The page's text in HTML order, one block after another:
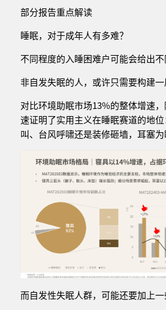
部分报告重点解读
睡眠，对于成年人有多难？
不同程度的入睡困难户可能会给出不
非自发失眠的人，或许只需要构建一
对比环境助眠市场13%的整体增速
速证明了实用主义在睡眠赛道的地
叫、台风呼啸还是装修砸墙，耳塞为
而自发性失眠人群，可能还要加上一